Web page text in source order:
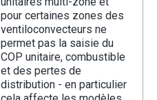
pour certaines zones des
ventiloconvecteurs ne
permet pas la saisie du
COP unitaire, combustible
et des pertes de
distribution - en particulier